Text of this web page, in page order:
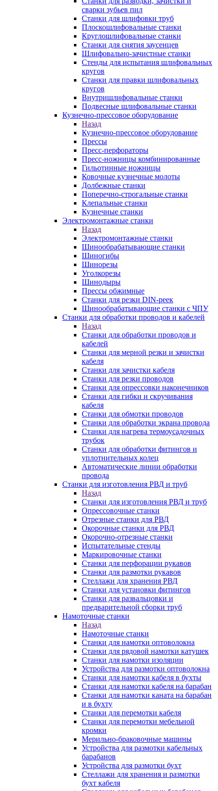
сварки зубьев пил
Станки для шлифовки труб
Плоскошлифовальные станки
Круглошлифовальные станки
Станки для снятия заусенцев
Шлифовально-зачистные станки
Стенды для испытания шлифовальных
кругов
Станки для правки шлифовальных
кругов
Внутришлифовальные станки
Подвесные шлифовальные станки
Кузнечно-прессовое оборудование
Назад
Кузнечно-прессовое оборудование
Прессы
Пресс-перфораторы
Пресс-ножницы комбинированные
Гильотинные ножницы
Ковочные кузнечные молоты
Долбежные станки
Поперечно-строгальные станки
Клепальные станки
Кузнечные станки
Электромонтажные станки
Назад
Электромонтажные станки
Шинообрабатывающие станки
Шиногибы
Шинорезы
Уголкорезы
Шинодыры
Прессы обжимные
Станки для резки DIN-реек
Шинообрабатывающие станки с ЧПУ
Станки для обработки проводов и кабелей
Назад
Станки для обработки проводов и
кабелей
Станки для мерной резки и зачистки
кабеля
Станки для зачистки кабеля
Станки для резки проводов
Станки для опрессовки наконечников
Станки для гибки и скручивания
кабеля
Станки для обмотки проводов
Станки для обработки экрана провода
Станки для нагрева термоусадочных
трубок
Станки для обработки фитингов и
уплотнительных колец
Автоматические линии обработки
провода
Станки для изготовления РВД и труб
Назад
Станки для изготовления РВД и труб
Опрессовочные станки
Отрезные станки для РВД
Окорочные станки для РВД
Окорочно-отрезные станки
Испытательные стенды
Маркировочные станки
Станки для перфорации рукавов
Станки для размотки рукавов
Стеллажи для хранения РВД
Станки для установки фитингов
Станки для развальцовки и
предварительной сборки труб
Намоточные станки
Назад
Намоточные станки
Станки для намотки оптоволокна
Станки для рядовой намотки катушек
Станки для намотки изоляции
Устройства для размотки оптоволокна
Станки для намотки кабеля в бухты
Станки для намотки кабеля на барабан
Станки для намотки каната на барабан
и в бухту
Станки для перемотки кабеля
Станки для перемотки мебельной
кромки
Мерильно-браковочные машины
Устройства для размотки кабельных
барабанов
Устройства для размотки бухт
Стеллажи для хранения и размотки
бухт кабеля